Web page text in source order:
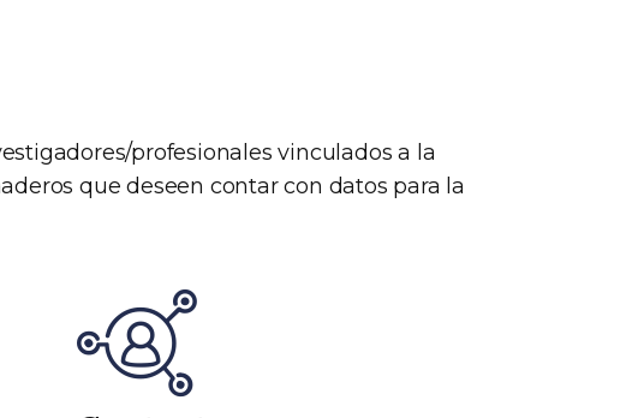
profesionales vinculados a la
que deseen contar con datos para la